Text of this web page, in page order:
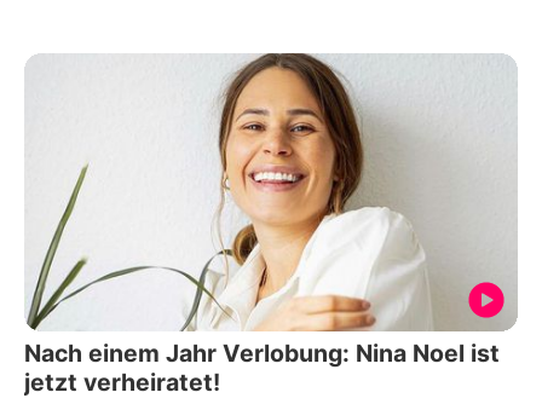
Nach einem Jahr Verlobung: Nina Noel ist
jetzt verheiratet!